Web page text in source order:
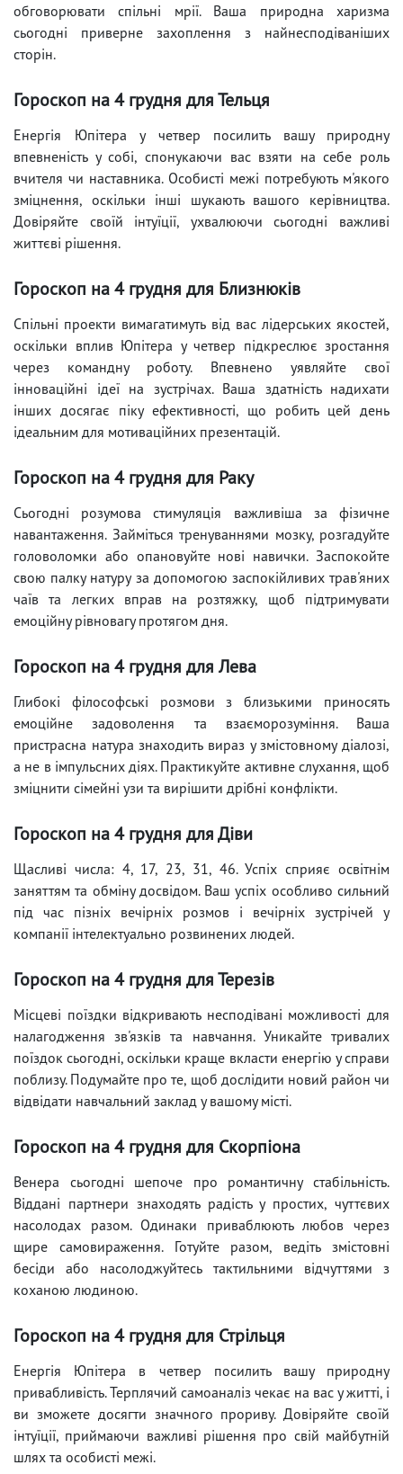
обговорювати спільні мрії. Ваша природна харизма
сьогодні приверне захоплення з найнесподіваніших
сторін.
Гороскоп на 4 грудня для Тельця
Енергія Юпітера у четвер посилить вашу природну
впевненість у собі, спонукаючи вас взяти на себе роль
вчителя чи наставника. Особисті межі потребують м'якого
зміцнення, оскільки інші шукають вашого керівництва.
Довіряйте своїй інтуїції, ухвалюючи сьогодні важливі
життєві рішення.
Гороскоп на 4 грудня для Близнюків
Спільні проекти вимагатимуть від вас лідерських якостей,
оскільки вплив Юпітера у четвер підкреслює зростання
через командну роботу. Впевнено уявляйте свої
інноваційні ідеї на зустрічах. Ваша здатність надихати
інших досягає піку ефективності, що робить цей день
ідеальним для мотиваційних презентацій.
Гороскоп на 4 грудня для Раку
Сьогодні розумова стимуляція важливіша за фізичне
навантаження. Займіться тренуваннями мозку, розгадуйте
головоломки або опановуйте нові навички. Заспокойте
свою палку натуру за допомогою заспокійливих трав'яних
чаїв та легких вправ на розтяжку, щоб підтримувати
емоційну рівновагу протягом дня.
Гороскоп на 4 грудня для Лева
Глибокі філософські розмови з близькими приносять
емоційне задоволення та взаєморозуміння. Ваша
пристрасна натура знаходить вираз у змістовному діалозі,
а не в імпульсних діях. Практикуйте активне слухання, щоб
зміцнити сімейні узи та вирішити дрібні конфлікти.
Гороскоп на 4 грудня для Діви
Щасливі числа: 4, 17, 23, 31, 46. Успіх сприяє освітнім
заняттям та обміну досвідом. Ваш успіх особливо сильний
під час пізніх вечірніх розмов і вечірніх зустрічей у
компанії інтелектуально розвинених людей.
Гороскоп на 4 грудня для Терезів
Місцеві поїздки відкривають несподівані можливості для
налагодження зв'язків та навчання. Уникайте тривалих
поїздок сьогодні, оскільки краще вкласти енергію у справи
поблизу. Подумайте про те, щоб дослідити новий район чи
відвідати навчальний заклад у вашому місті.
Гороскоп на 4 грудня для Скорпіона
Венера сьогодні шепоче про романтичну стабільність.
Віддані партнери знаходять радість у простих, чуттєвих
насолодах разом. Одинаки приваблюють любов через
щире самовираження. Готуйте разом, ведіть змістовні
бесіди або насолоджуйтесь тактильними відчуттями з
коханою людиною.
Гороскоп на 4 грудня для Стрільця
Енергія Юпітера в четвер посилить вашу природну
привабливість. Терплячий самоаналіз чекає на вас у житті, і
ви зможете досягти значного прориву. Довіряйте своїй
інтуїції, приймаючи важливі рішення про свій майбутній
шлях та особисті межі.